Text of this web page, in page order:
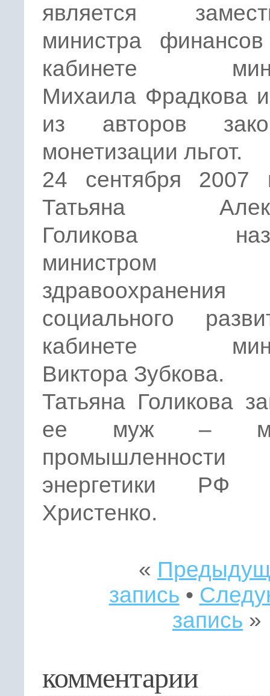
является
министра
кабинете
Михаила Фрадкова
из авторов
монетизации льгот.
24 сентября 2007
Татьяна
Голикова
министром
социального
кабинете
Виктора Зубкова.
Татьяна Голикова
ее муж –
энергетики РФ
Христенко.
«
запись •
запись »
комментарии